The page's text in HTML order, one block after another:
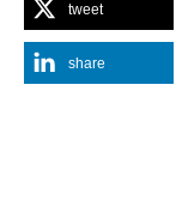
tweet
share